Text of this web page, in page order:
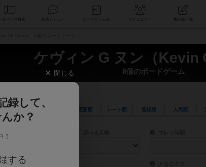
データベース コミュニティ
ケヴィン G ヌン（Kevin
8個のボードゲーム
更新順 レート順 登録順 人気順
を対象にフリーワード検索ができます。
ナー名を指定して検索できます。
ー 目安となる所要時
世界観や登場人物などモチーフ・ストーリーを指定することができます。直感的
テーマ/フレーバー ゲーム性を構成す
閉じる
して、
か？
する